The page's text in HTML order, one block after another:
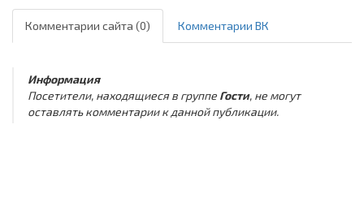
Комментарии сайта (0) Комментарии ВК
Информация
Посетители, находящиеся в группе Гости, не могут
оставлять комментарии к данной публикации.